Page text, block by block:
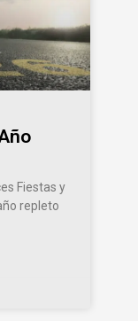
Fiestas y
repleto